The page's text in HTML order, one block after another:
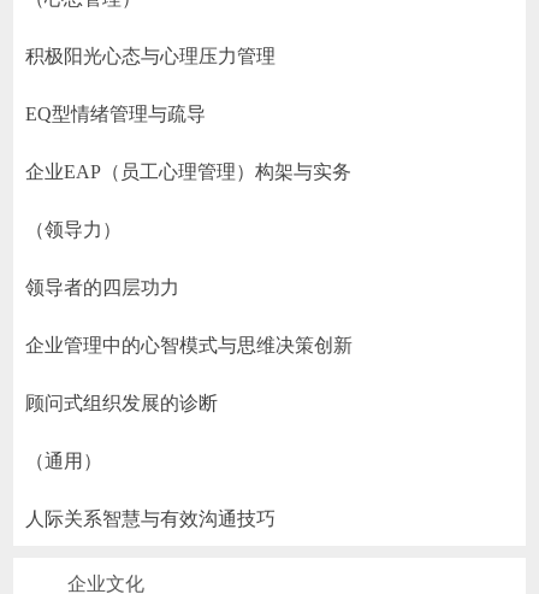
积极阳光心态与心理压力管理
EQ型情绪管理与疏导
企业EAP（员工心理管理）构架与实务
（领导力）
领导者的四层功力
企业管理中的心智模式与思维决策创新
顾问式组织发展的诊断
（通用）
人际关系智慧与有效沟通技巧
企业文化